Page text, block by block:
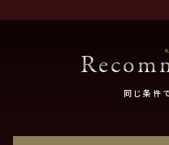
同じ条件